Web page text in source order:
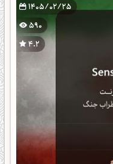
1405/02/25
590
4.2